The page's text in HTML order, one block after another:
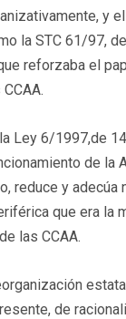
y
la STC 61/97,
reforzaba el
Ley 6/1997,de
de la
reduce y adecúa
que era la
las CCAA.
de